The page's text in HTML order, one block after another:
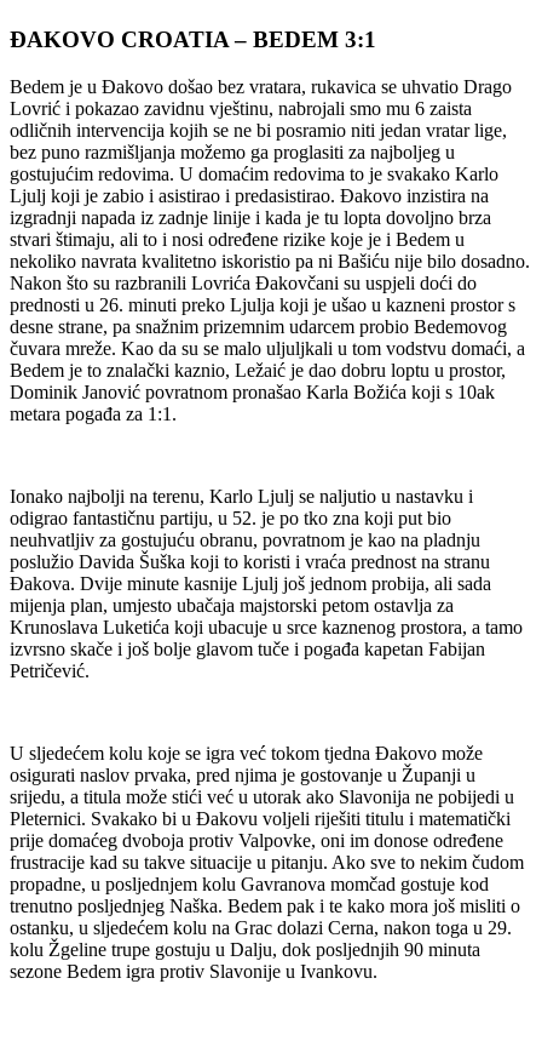
ĐAKOVO CROATIA – BEDEM 3:1
Bedem je u Đakovo došao bez vratara, rukavica se uhvatio Drago
Lovrić i pokazao zavidnu vještinu, nabrojali smo mu 6 zaista
odličnih intervencija kojih se ne bi posramio niti jedan vratar lige,
bez puno razmišljanja možemo ga proglasiti za najboljeg u
gostujućim redovima. U domaćim redovima to je svakako Karlo
Ljulj koji je zabio i asistirao i predasistirao. Đakovo inzistira na
izgradnji napada iz zadnje linije i kada je tu lopta dovoljno brza
stvari štimaju, ali to i nosi određene rizike koje je i Bedem u
nekoliko navrata kvalitetno iskoristio pa ni Bašiću nije bilo dosadno.
Nakon što su razbranili Lovrića Đakovčani su uspjeli doći do
prednosti u 26. minuti preko Ljulja koji je ušao u kazneni prostor s
desne strane, pa snažnim prizemnim udarcem probio Bedemovog
čuvara mreže. Kao da su se malo uljuljkali u tom vodstvu domaći, a
Bedem je to znalački kaznio, Ležaić je dao dobru loptu u prostor,
Dominik Janović povratnom pronašao Karla Božića koji s 10ak
metara pogađa za 1:1.
Ionako najbolji na terenu, Karlo Ljulj se naljutio u nastavku i
odigrao fantastičnu partiju, u 52. je po tko zna koji put bio
neuhvatljiv za gostujuću obranu, povratnom je kao na pladnju
poslužio Davida Šuška koji to koristi i vraća prednost na stranu
Đakova. Dvije minute kasnije Ljulj još jednom probija, ali sada
mijenja plan, umjesto ubačaja majstorski petom ostavlja za
Krunoslava Luketića koji ubacuje u srce kaznenog prostora, a tamo
izvrsno skače i još bolje glavom tuče i pogađa kapetan Fabijan
Petričević.
U sljedećem kolu koje se igra već tokom tjedna Đakovo može
osigurati naslov prvaka, pred njima je gostovanje u Županji u
srijedu, a titula može stići već u utorak ako Slavonija ne pobijedi u
Pleternici. Svakako bi u Đakovu voljeli riješiti titulu i matematički
prije domaćeg dvoboja protiv Valpovke, oni im donose određene
frustracije kad su takve situacije u pitanju. Ako sve to nekim čudom
propadne, u posljednjem kolu Gavranova momčad gostuje kod
trenutno posljednjeg Naška. Bedem pak i te kako mora još misliti o
ostanku, u sljedećem kolu na Grac dolazi Cerna, nakon toga u 29.
kolu Žgeline trupe gostuju u Dalju, dok posljednjih 90 minuta
sezone Bedem igra protiv Slavonije u Ivankovu.